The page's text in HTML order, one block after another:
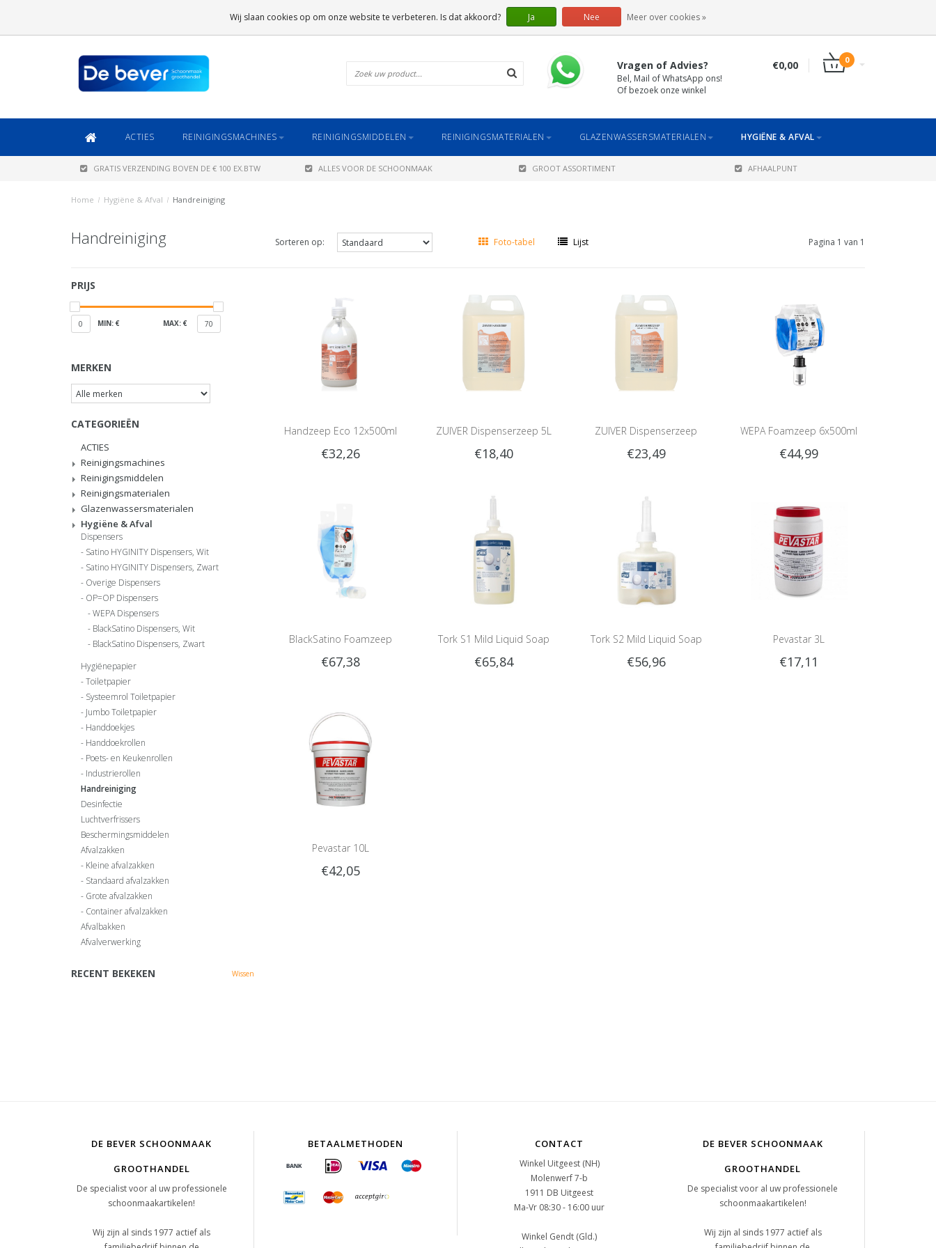
Vragen of Advies?
Bel, Mail of WhatsApp ons!
Of bezoek onze winkel
€0,00 0
ACTIES REINIGINGSMACHINES REINIGINGSMIDDELEN REINIGINGSMATERIALEN GLAZENWASSERSMATERIALEN HYGIËNE & AFVAL
GRATIS VERZENDING BOVEN DE € 100 EX.BTW ALLES VOOR DE SCHOONMAAK GROOT ASSORTIMENT AFHAALPUNT
Home / Hygiëne & Afval / Handreiniging
Handreiniging Sorteren op: Foto-tabel Lijst Pagina 1 van 1
PRIJS
0 MIN: € MAX: € 70
MERKEN
CATEGORIEËN
ACTIES
Reinigingsmachines
Reinigingsmiddelen
Reinigingsmaterialen
Glazenwassersmaterialen
Hygiëne & Afval
Dispensers
Satino HYGINITY Dispensers, Wit
Satino HYGINITY Dispensers, Zwart
Overige Dispensers
OP=OP Dispensers
WEPA Dispensers
BlackSatino Dispensers, Wit
BlackSatino Dispensers, Zwart
Hygiënepapier
Toiletpapier
Systeemrol Toiletpapier
Jumbo Toiletpapier
Handdoekjes
Handdoekrollen
Poets- en Keukenrollen
Industrierollen
Handreiniging
Desinfectie
Luchtverfrissers
Beschermingsmiddelen
Afvalzakken
Kleine afvalzakken
Standaard afvalzakken
Grote afvalzakken
Container afvalzakken
Afvalbakken
Afvalverwerking
RECENT BEKEKEN Wissen
Handzeep Eco 12x500ml
€32,26
ZUIVER Dispenserzeep 5L
€18,40
ZUIVER Dispenserzeep
Desinfect 5L
€23,49
WEPA Foamzeep 6x500ml
€44,99
BlackSatino Foamzeep
6x750ml
€67,38
Tork S1 Mild Liquid Soap
€65,84
Tork S2 Mild Liquid Soap
€56,96
Pevastar 3L
€17,11
Pevastar 10L
€42,05
DE BEVER SCHOONMAAK
GROOTHANDEL
De specialist voor al uw professionele
schoonmaakartikelen!
Wij zijn al sinds 1977 actief als
BETAALMETHODEN CONTACT
Winkel Uitgeest (NH)
Molenwerf 7-b
1911 DB Uitgeest
Ma-Vr 08:30 - 16:00 uur
Winkel Gendt (Gld.)
DE BEVER SCHOONMAAK
GROOTHANDEL
De specialist voor al uw professionele
schoonmaakartikelen!
Wij zijn al sinds 1977 actief als
Wij slaan cookies op om onze website te verbeteren. Is dat akkoord? Ja Nee Meer over cookies »